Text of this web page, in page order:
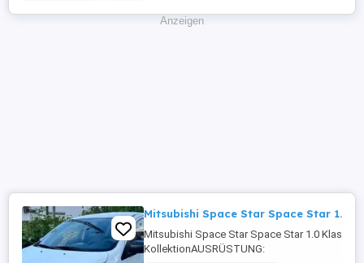
Anzeigen
Mitsubishi Space Star Space Star 1.0
Mitsubishi Space Star Space Star 1.0 Klassik
KollektionAUSRÜSTUNG: